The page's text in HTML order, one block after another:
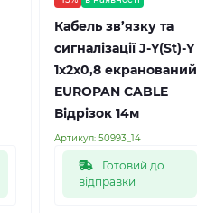
Кабель зв’язку та
сигналізації J-Y(St)-Y
1х2х0,8 екранований
EUROPAN CABLE
Відрізок 14м
Артикул: 50993_14
Готовий до
відправки